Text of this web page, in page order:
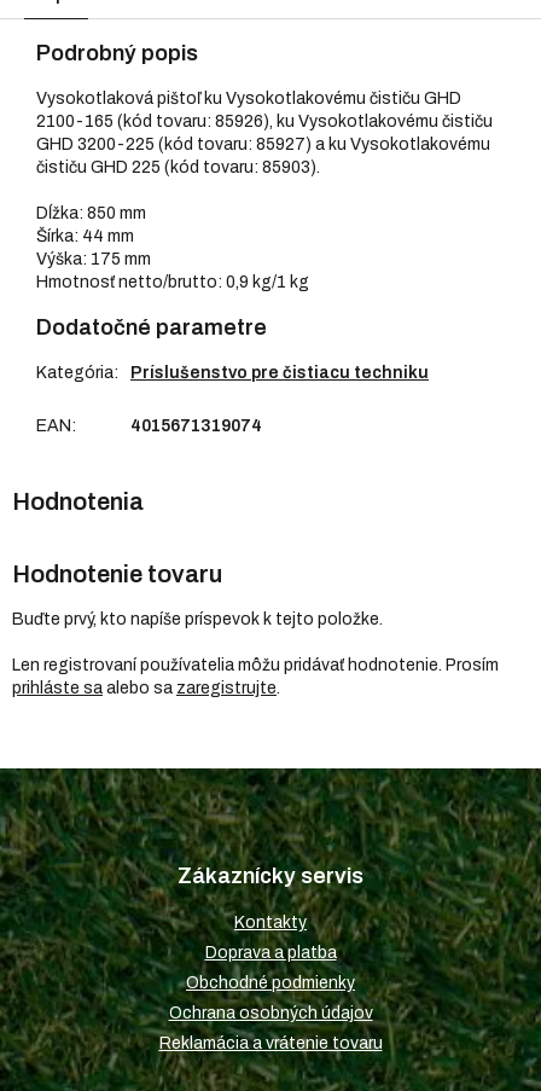
Podrobný popis
Vysokotlaková pištoľ ku Vysokotlakovému čističu GHD
2100-165 (kód tovaru: 85926), ku Vysokotlakovému čističu
GHD 3200-225 (kód tovaru: 85927) a ku Vysokotlakovému
čističu GHD 225 (kód tovaru: 85903).
Dĺžka: 850 mm
Šírka: 44 mm
Výška: 175 mm
Hmotnosť netto/brutto: 0,9 kg/1 kg
Dodatočné parametre
Kategória: Príslušenstvo pre čistiacu techniku
EAN : 4015671319074
Hodnotenie tovaru
Buďte prvý, kto napíše príspevok k tejto položke.
Len registrovaní používatelia môžu pridávať hodnotenie. Prosím
prihláste sa alebo sa zaregistrujte
Z
á
p
ä
t
i
e
Zákaznícky servis
Kontakty
Doprava a platba
Obchodné podmienky
Ochrana osobných údajov
Reklamácia a vrátenie tovaru